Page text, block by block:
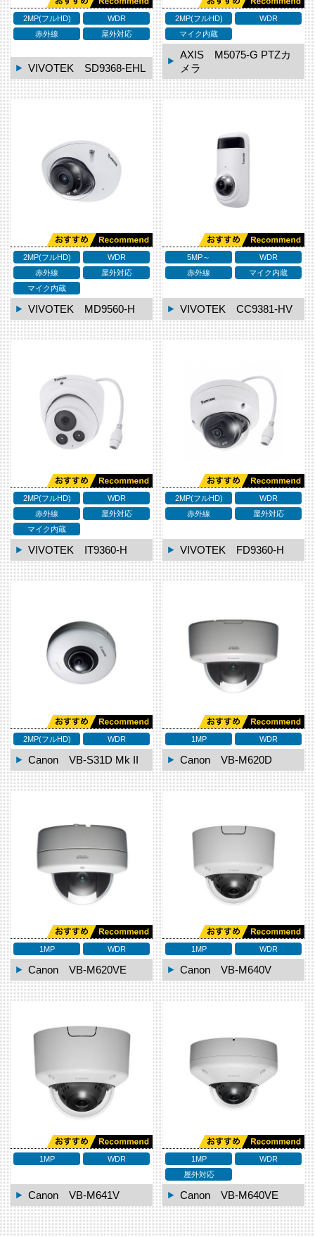
2MP(フルHD)
WDR
赤外線
屋外対応
VIVOTEK SD9368-EHL
2MP(フルHD)
WDR
マイク内蔵
AXIS M5075-G PTZカ
メラ
2MP(フルHD)
WDR
赤外線
屋外対応
マイク内蔵
VIVOTEK MD9560-H
5MP～
WDR
赤外線
マイク内蔵
VIVOTEK CC9381-HV
2MP(フルHD)
WDR
赤外線
屋外対応
マイク内蔵
VIVOTEK IT9360-H
2MP(フルHD)
WDR
赤外線
屋外対応
VIVOTEK FD9360-H
2MP(フルHD) WDR
Canon VB-S31D Mk II
1MP WDR
Canon VB-M620D
1MP WDR
Canon VB-M620VE
1MP WDR
Canon VB-M640V
1MP WDR
Canon VB-M641V
1MP
WDR
屋外対応
Canon VB-M640VE